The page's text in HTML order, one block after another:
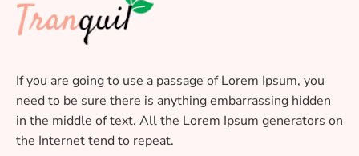
If you are going to use a passage of Lorem Ipsum, you
need to be sure there is anything embarrassing hidden
in the middle of text. All the Lorem Ipsum generators on
the Internet tend to repeat.